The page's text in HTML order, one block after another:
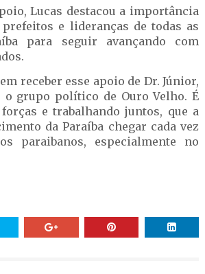
Lucas destacou a importância
e lideranças de todas as
para seguir avançando com
receber esse apoio de Dr. Júnior,
o grupo político de Ouro Velho. É
e trabalhando juntos, que a
da Paraíba chegar cada vez
paraibanos, especialmente no